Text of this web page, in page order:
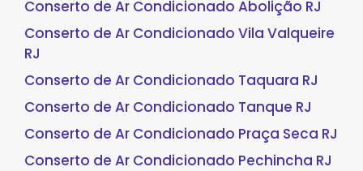
Conserto de Ar Condicionado Abolição RJ
Conserto de Ar Condicionado Vila Valqueire
RJ
Conserto de Ar Condicionado Taquara RJ
Conserto de Ar Condicionado Tanque RJ
Conserto de Ar Condicionado Praça Seca RJ
Conserto de Ar Condicionado Pechincha RJ